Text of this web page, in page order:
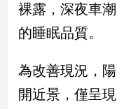
專
區
南
台
裸露，深夜車
的睡眠品質。
為改善現況，
開近景，僅呈